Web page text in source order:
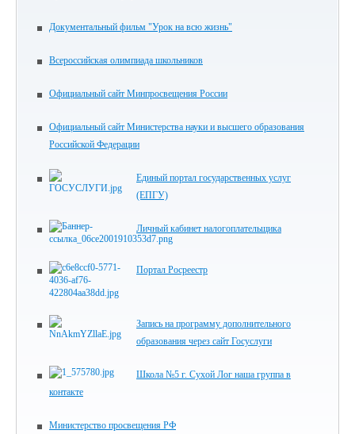
Документальный фильм "Урок на всю жизнь"
Всероссийская олимпиада школьников
Официальный сайт Минпросвещения России
Официальный сайт Министерства науки и высшего образования
Российской Федерации
Единый портал государственных услуг
(ЕПГУ)
Личный кабинет налогоплательщика
Портал Росреестр
Запись на программу дополнительного
образования через сайт Госуслуги
Школа №5 г. Сухой Лог наша группа в
контакте
Министерство просвещения РФ